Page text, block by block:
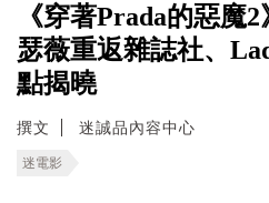
《穿著Prada的惡魔
瑟薇重返雜誌社、
點揭曉
撰文 迷誠品內容中心
迷電影